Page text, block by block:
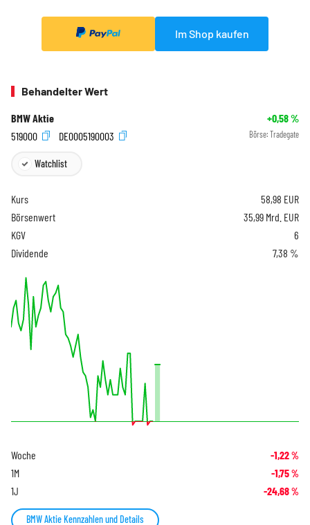
Im Shop kaufen
Behandelter Wert
BMW Aktie +0,58%
519000
DE0005190003 Börse: Tradegate
Watchlist
Kurs 58,98 EUR
Börsenwert
35,99 Mrd. EUR
KGV
6
Dividende
7,38 %
Woche -1,22%
1M -1,75%
1J -24,68%
BMW Aktie Kennzahlen und Details